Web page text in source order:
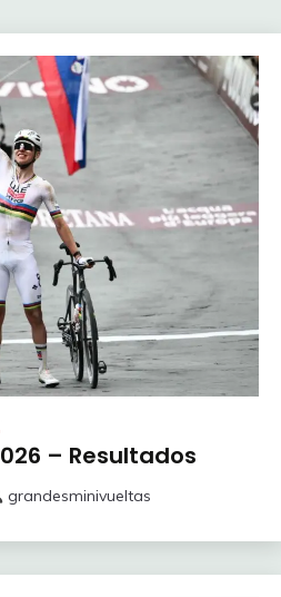
– Resultados
grandesminivueltas